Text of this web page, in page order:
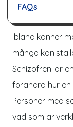
FAQs
Ibland känner
många kan
Schizofreni är
förändra hur en
Personer med
vad som är